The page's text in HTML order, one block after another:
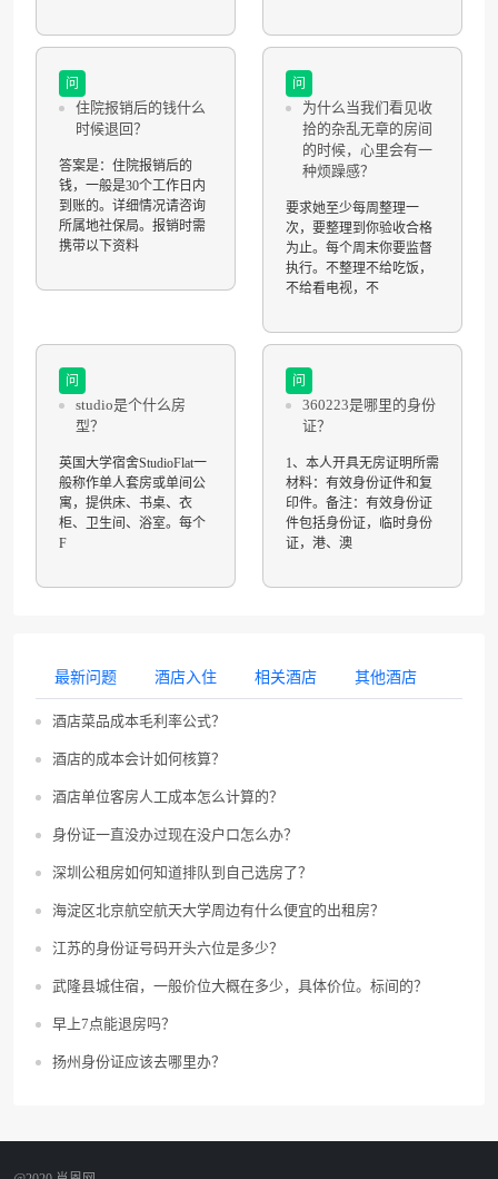
问
住院报销后的钱什么
时候退回？
答案是：住院报销后的
钱，一般是30个工作日内
到账的。详细情况请咨询
所属地社保局。报销时需
携带以下资料
问
为什么当我们看见收
拾的杂乱无章的房间
的时候，心里会有一
种烦躁感？
要求她至少每周整理一
次，要整理到你验收合格
为止。每个周末你要监督
执行。不整理不给吃饭，
不给看电视，不
问
studio是个什么房
型？
英国大学宿舍StudioFlat一
般称作单人套房或单间公
寓，提供床、书桌、衣
柜、卫生间、浴室。每个
F
问
360223是哪里的身份
证？
1、本人开具无房证明所需
材料：有效身份证件和复
印件。备注：有效身份证
件包括身份证，临时身份
证，港、澳
最新问题 酒店入住 相关酒店 其他酒店
酒店菜品成本毛利率公式？
酒店的成本会计如何核算？
酒店单位客房人工成本怎么计算的？
身份证一直没办过现在没户口怎么办？
深圳公租房如何知道排队到自己选房了？
海淀区北京航空航天大学周边有什么便宜的出租房？
江苏的身份证号码开头六位是多少？
武隆县城住宿，一般价位大概在多少，具体价位。标间的？
早上7点能退房吗？
扬州身份证应该去哪里办？